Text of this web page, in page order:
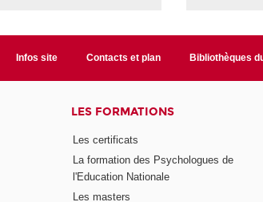
Infos site Contacts et plan Bibliothèques
LES FORMATIONS
Les certificats
La formation des Psychologues de
l'Education Nationale
Les masters